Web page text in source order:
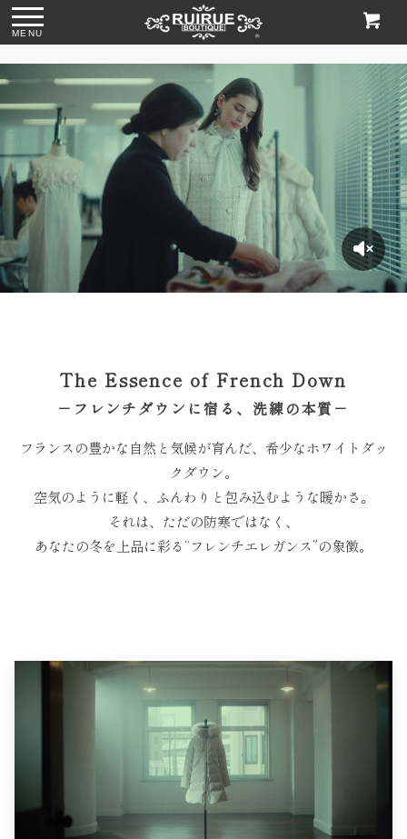
MENU
●パール＆ビジュー
付きリボンサテン
●グリッターチャン
キーローヒールパ
ンプス「SH1768」
●ビジューハンドル
スパンコール刺繍
レースハンドバッ
グ「BA1762」
ハンドバッグ
「BA1760」
The Essence of French Down
－フレンチダウンに宿る、洗練の本質－
フランスの豊かな自然と気候が育んだ、 希少なホワイトダッ
クダウン。
空気のように軽く、 ふんわりと包み込むような暖かさ。
それは、ただの防寒ではなく、
あなたの冬を上品に彩る “フレンチエレガンス”の象徴。